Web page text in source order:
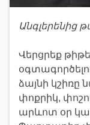
Անգլերենից
Վերցրեք
ձայնի կշիռը
փոքրիկ,
արևոտ օր